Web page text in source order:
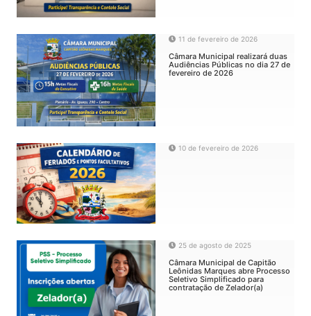
11 de fevereiro de 2026
Câmara Municipal realizará duas
Audiências Públicas no dia 27 de
fevereiro de 2026
10 de fevereiro de 2026
25 de agosto de 2025
Câmara Municipal de Capitão
Leônidas Marques abre Processo
Seletivo Simplificado para
contratação de Zelador(a)